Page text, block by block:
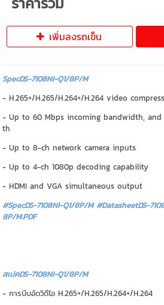
เพิ่มลงรถเข็น
SpecDS-7108NI-Q1/8P/M
- H.265+/H.265/H.264+/H.264 video
- Up to 60 Mbps incoming bandwidth,
th
- Up to 8-ch network camera inputs
- Up to 4-ch 1080p decoding capability
- HDMI and VGA simultaneous output
#SpecDS-7108NI-Q1/8P/M #DatasheetDS-
8P/M.PDF
สเปคDS-7108NI-Q1/8P/M
- การบีบอัดวิดีโอ H.265+/H.265/H.264+/H.264